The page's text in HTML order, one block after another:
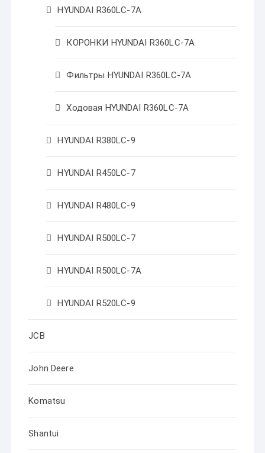
HYUNDAI R360LC-7A
КОРОНКИ HYUNDAI R360LC-7A
Фильтры HYUNDAI R360LC-7A
Ходовая HYUNDAI R360LC-7A
HYUNDAI R380LC-9
HYUNDAI R450LC-7
HYUNDAI R480LC-9
HYUNDAI R500LC-7
HYUNDAI R500LC-7A
HYUNDAI R520LC-9
JCB
John Deere
Komatsu
Shantui